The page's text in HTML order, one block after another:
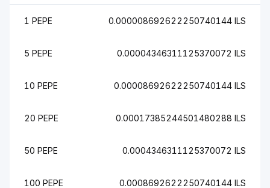
1 PEPE 0.000008692622250740144 ILS
5 PEPE 0.00004346311125370072 ILS
10 PEPE 0.00008692622250740144 ILS
20 PEPE 0.00017385244501480288 ILS
50 PEPE 0.0004346311125370072 ILS
100 PEPE 0.0008692622250740144 ILS